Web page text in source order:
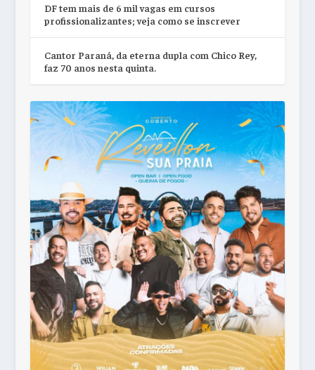
DF tem mais de 6 mil vagas em cursos
profissionalizantes; veja como se inscrever
Cantor Paraná, da eterna dupla com Chico Rey,
faz 70 anos nesta quinta.